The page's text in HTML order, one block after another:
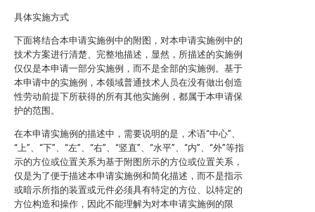
具体实施方式
下面将结合本申请实施例中的附图，对本申请实施例中的
技术方案进行清楚、完整地描述，显然，所描述的实施例
仅仅是本申请一部分实施例，而不是全部的实施例。基于
本申请中的实施例，本领域普通技术人员在没有做出创造
性劳动前提下所获得的所有其他实施例，都属于本申请保
护的范围。
在本申请实施例的描述中，需要说明的是，术语“中心”、
“上”、“下”、“左”、“右”、“竖直”、“水平”、“内”、“外”等指
示的方位或位置关系为基于附图所示的方位或位置关系，
仅是为了便于描述本申请实施例和简化描述，而不是指示
或暗示所指的装置或元件必须具有特定的方位、以特定的
方位构造和操作，因此不能理解为对本申请实施例的限